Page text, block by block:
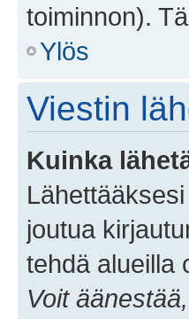
toiminnon).
Ylös
Viestin
Kuinka
joutua
tehdä alueilla
Voit